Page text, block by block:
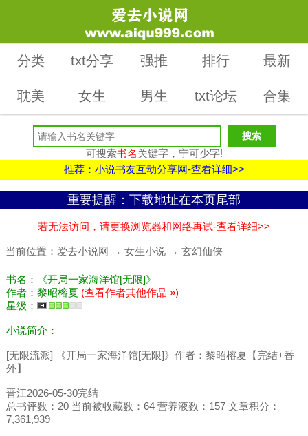
分类 txt分享 强推 排行 最新
耽美 女生 男生 txt论坛 合集
可搜索书名关键字，宁可少字!
推荐：小说书友互动分享网-查看详细>>
重要提醒：下载地址在本页尾部
若无法访问，请更换浏览器和网络再试-查看详细>>
当前位置： 爱去小说网 → 女生小说 → 玄幻仙侠
书名：《开局一家海洋馆[无限]》
作者：黎昭榕夏 (查看作者其他作品 »)
星级：
小说简介：
[无限流派] 《开局一家海洋馆[无限]》作者：黎昭榕夏【完结+番
外】
晋江2026-05-30完结
总书评数：20 当前被收藏数：64 营养液数：157 文章积分：
7,361,939